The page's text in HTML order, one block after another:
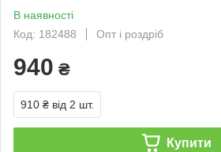
В наявності
Код: 182488
Опт і роздріб
940 ₴
910 ₴ від 2 шт.
Купити